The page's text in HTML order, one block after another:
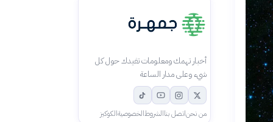
أخبار تهمك ومعلومات تفيدك حول كل
شيء وعلى مدار الساعة
من نحناتصل بناالشروطالخصوصيةالكوكيز